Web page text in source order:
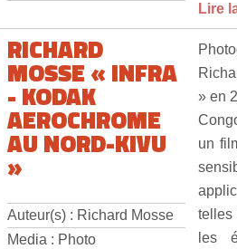
Lire
RICHARD
MOSSE « INFRA
- KODAK
AEROCHROME
AU NORD-KIVU
»
Auteur(s) : Richard Mosse
Media : Photo
» en
un
les